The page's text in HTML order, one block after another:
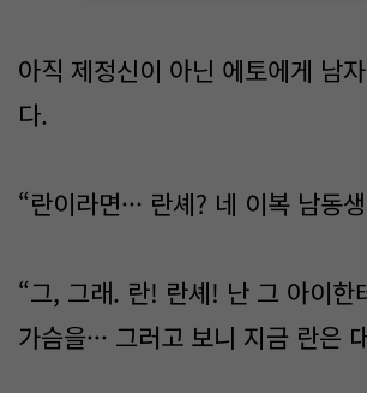
아직 제정신이 아닌 에토에게 남
다.
“란이라면··· 란셰? 네 이복 남동
“그, 그래. 란! 란셰! 난 그 아이한
가슴을··· 그러고 보니 지금 란은